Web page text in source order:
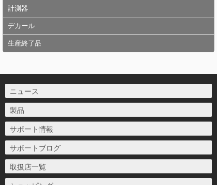
計測器
デカール
生産終了品
ニュース
製品
サポート情報
サポートブログ
取扱店一覧